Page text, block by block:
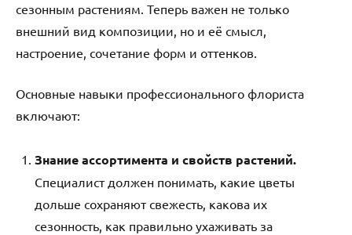
сезонным растениям. Теперь важен не только
внешний вид композиции, но и её смысл,
настроение, сочетание форм и оттенков.
Основные навыки профессионального флориста
включают:
Знание ассортимента и свойств растений.
Специалист должен понимать, какие цветы
дольше сохраняют свежесть, какова их
сезонность, как правильно ухаживать за